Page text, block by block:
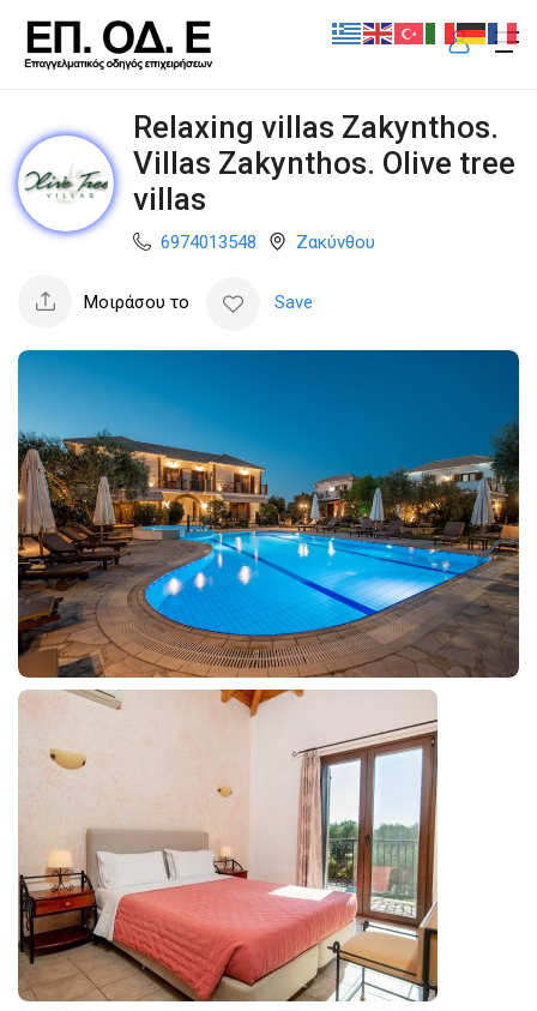
Relaxing villas Zakynthos.
Villas Zakynthos. Olive tree
villas
6974013548 Ζακύνθου
Μοιράσου το Save